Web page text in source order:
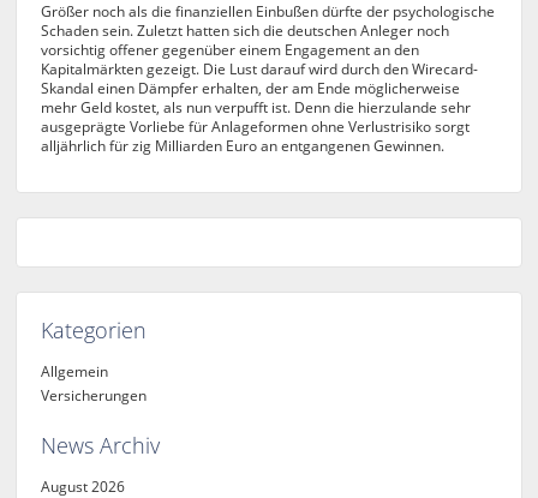
Größer noch als die finanziellen Einbußen dürfte der psychologische
Schaden sein. Zuletzt hatten sich die deutschen Anleger noch
vorsichtig offener gegenüber einem Engagement an den
Kapitalmärkten gezeigt. Die Lust darauf wird durch den Wirecard-
Skandal einen Dämpfer erhalten, der am Ende möglicherweise
mehr Geld kostet, als nun verpufft ist. Denn die hierzulande sehr
ausgeprägte Vorliebe für Anlageformen ohne Verlustrisiko sorgt
alljährlich für zig Milliarden Euro an entgangenen Gewinnen.
Kategorien
Allgemein
Versicherungen
News Archiv
August 2026